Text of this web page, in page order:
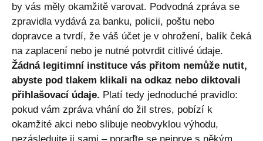
by vás měly okamžitě varovat. Podvodná zpráva se
zpravidla vydává za banku, policii, poštu nebo
dopravce a tvrdí, že váš účet je v ohrožení, balík čeká
na zaplacení nebo je nutné potvrdit citlivé údaje.
Žádná legitimní instituce vás přitom nemůže nutit,
abyste pod tlakem klikali na odkaz nebo diktovali
přihlašovací údaje. Platí tedy jednoduché pravidlo:
pokud vám zpráva vhání do žil stres, pobízí k
okamžité akci nebo slibuje neobvyklou výhodu,